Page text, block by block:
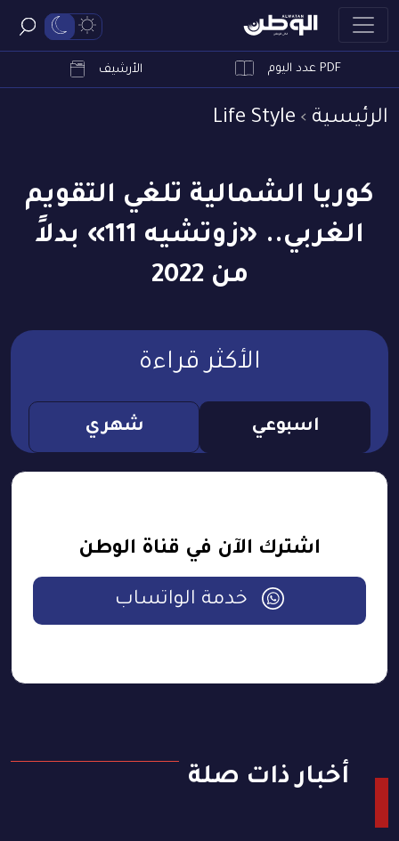
PDF عدد اليوم الأرشيف
الرئيسية Life Style
كوريا الشمالية تلغي التقويم
الغربي.. «زوتشيه 111» بدلاً
من 2022
الأكثر قراءة
اسبوعي شهري
اشترك الآن في قناة الوطن
خدمة الواتساب
أخبار ذات صلة